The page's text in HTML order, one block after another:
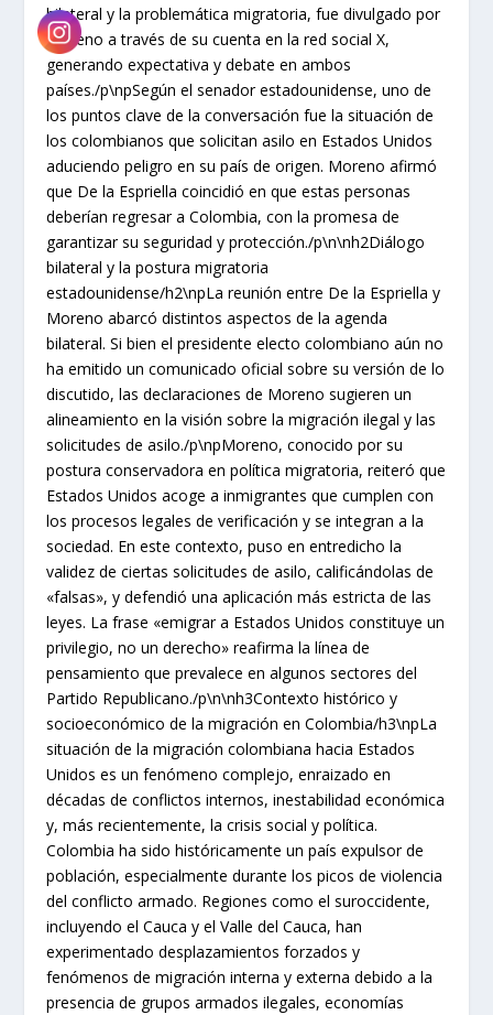
bilateral y la problemática migratoria, fue divulgado por
Moreno a través de su cuenta en la red social X,
generando expectativa y debate en ambos
países./p\npSegún el senador estadounidense, uno de
los puntos clave de la conversación fue la situación de
los colombianos que solicitan asilo en Estados Unidos
aduciendo peligro en su país de origen. Moreno afirmó
que De la Espriella coincidió en que estas personas
deberían regresar a Colombia, con la promesa de
garantizar su seguridad y protección./p\n\nh2Diálogo
bilateral y la postura migratoria
estadounidense/h2\npLa reunión entre De la Espriella y
Moreno abarcó distintos aspectos de la agenda
bilateral. Si bien el presidente electo colombiano aún no
ha emitido un comunicado oficial sobre su versión de lo
discutido, las declaraciones de Moreno sugieren un
alineamiento en la visión sobre la migración ilegal y las
solicitudes de asilo./p\npMoreno, conocido por su
postura conservadora en política migratoria, reiteró que
Estados Unidos acoge a inmigrantes que cumplen con
los procesos legales de verificación y se integran a la
sociedad. En este contexto, puso en entredicho la
validez de ciertas solicitudes de asilo, calificándolas de
«falsas», y defendió una aplicación más estricta de las
leyes. La frase «emigrar a Estados Unidos constituye un
privilegio, no un derecho» reafirma la línea de
pensamiento que prevalece en algunos sectores del
Partido Republicano./p\n\nh3Contexto histórico y
socioeconómico de la migración en Colombia/h3\npLa
situación de la migración colombiana hacia Estados
Unidos es un fenómeno complejo, enraizado en
décadas de conflictos internos, inestabilidad económica
y, más recientemente, la crisis social y política.
Colombia ha sido históricamente un país expulsor de
población, especialmente durante los picos de violencia
del conflicto armado. Regiones como el suroccidente,
incluyendo el Cauca y el Valle del Cauca, han
experimentado desplazamientos forzados y
fenómenos de migración interna y externa debido a la
presencia de grupos armados ilegales, economías